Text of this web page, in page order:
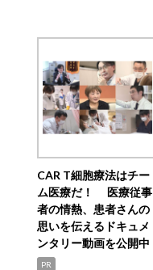
CAR T細胞療法はチー
ム医療だ！ 医療従事
者の情熱、患者さんの
思いを伝えるドキュメ
ンタリー動画を公開中
PR